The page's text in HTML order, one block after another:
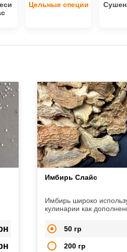
Цельные специи
Имбирь Слайс
Имбирь широко
кулинарии как
50 гр
200 гр